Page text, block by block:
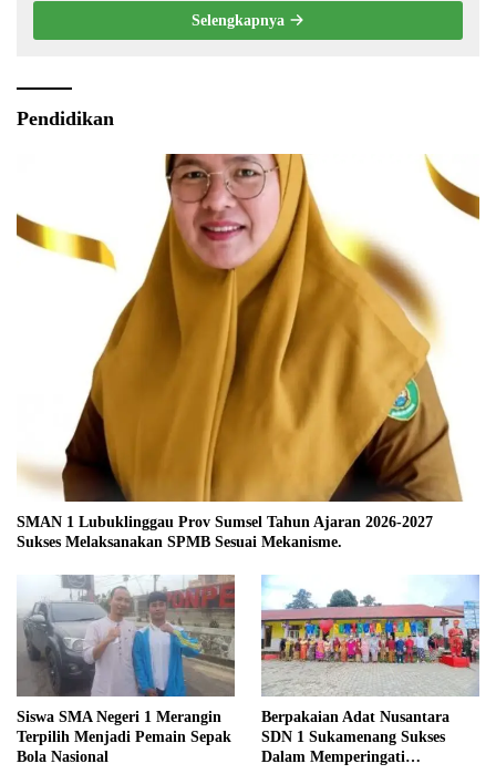
Selengkapnya
Pendidikan
SMAN 1 Lubuklinggau Prov Sumsel Tahun Ajaran 2026-2027
Sukses Melaksanakan SPMB Sesuai Mekanisme.
Siswa SMA Negeri 1 Merangin
Terpilih Menjadi Pemain Sepak
Bola Nasional
Berpakaian Adat Nusantara
SDN 1 Sukamenang Sukses
Dalam Memperingati